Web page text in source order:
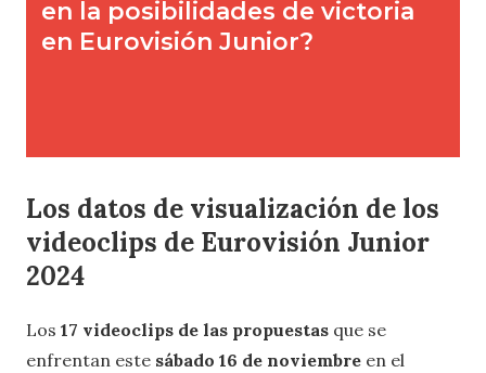
Los datos de visualización de los
videoclips de Eurovisión Junior
2024
Los 17 videoclips de las propuestas que se
enfrentan este sábado 16 de noviembre en el